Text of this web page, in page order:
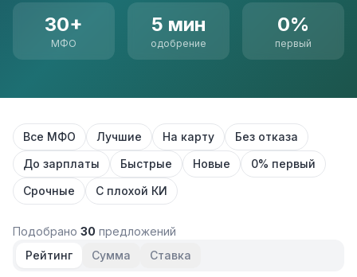
30+
МФО
5 мин
одобрение
0%
первый
Все МФО Лучшие На карту
Без отказа
До зарплаты
Быстрые Новые
0% первый
Срочные
С плохой КИ
Подобрано 30 предложений
Рейтинг
Сумма Ставка